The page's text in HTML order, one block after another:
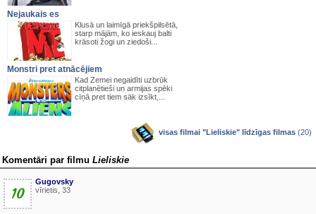
Nejaukais es
Klusā un laimīgā priekšpilsētā,
starp mājām, ko ieskauj balti
krāsoti žogi un ziedoši...
Monstri pret atnācējiem
Kad Zemei negaidīti uzbrūk
citplanētieši un armijas spēki
cīņā pret tiem sāk izsīkt,...
visas filmai "Lieliskie" līdzīgas filmas (20)
Komentāri par filmu Lieliskie
10
Gugovsky
vīrietis, 33